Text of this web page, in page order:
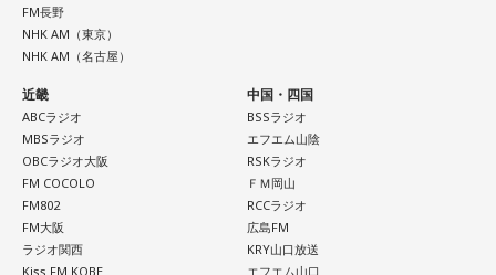
FM長野
NHK AM（東京）
NHK AM（名古屋）
近畿
ABCラジオ
MBSラジオ
OBCラジオ大阪
FM COCOLO
FM802
FM大阪
ラジオ関西
Kiss FM KOBE
中国・四国
BSSラジオ
エフエム山陰
RSKラジオ
ＦＭ岡山
RCCラジオ
広島FM
KRY山口放送
エフエム山口